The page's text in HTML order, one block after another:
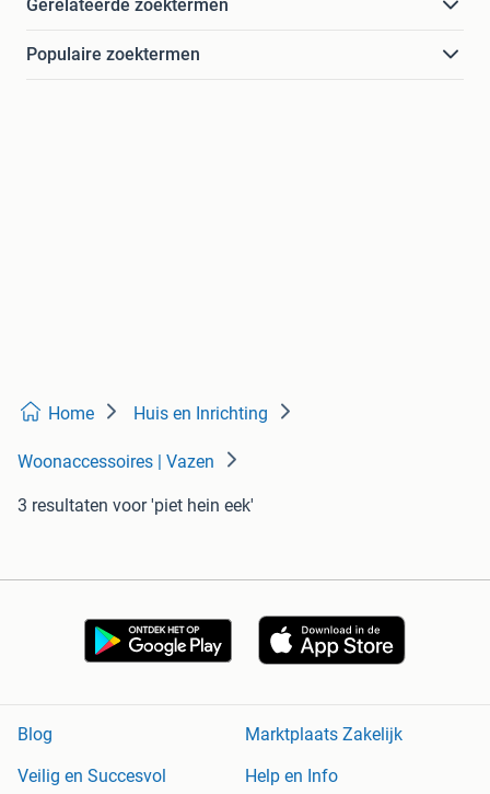
Gerelateerde zoektermen
Populaire zoektermen
Home Huis en Inrichting
Woonaccessoires | Vazen
3 resultaten voor 'piet hein eek'
Blog
Marktplaats Zakelijk
Veilig en Succesvol
Help en Info